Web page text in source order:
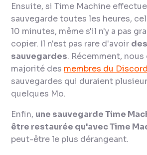
Ensuite, si Time Machine
sauvegarde toutes les heures,
10 minutes, même s'il n'y a pas
copier. Il n'est pas rare d'avoir
sauvegardes. Récemment,
majorité des membres du Discord
sauvegardes qui duraient
quelques Mo.
Enfin, une sauvegarde Time
être restaurée qu'avec Time
peut-être le plus dérangeant.